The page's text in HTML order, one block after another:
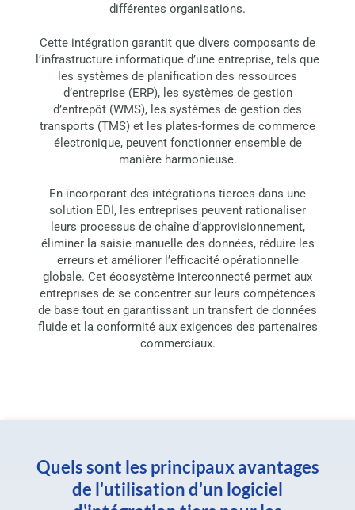
différentes organisations.
Cette intégration garantit que divers composants de
l’infrastructure informatique d’une entreprise, tels que
les systèmes de planification des ressources
d’entreprise (ERP), les systèmes de gestion
d’entrepôt (WMS), les systèmes de gestion des
transports (TMS) et les plates-formes de commerce
électronique, peuvent fonctionner ensemble de
manière harmonieuse.
En incorporant des intégrations tierces dans une
solution EDI, les entreprises peuvent rationaliser
leurs processus de chaîne d’approvisionnement,
éliminer la saisie manuelle des données, réduire les
erreurs et améliorer l’efficacité opérationnelle
globale. Cet écosystème interconnecté permet aux
entreprises de se concentrer sur leurs compétences
de base tout en garantissant un transfert de données
fluide et la conformité aux exigences des partenaires
commerciaux.
Quels sont les principaux avantages
de l'utilisation d'un logiciel